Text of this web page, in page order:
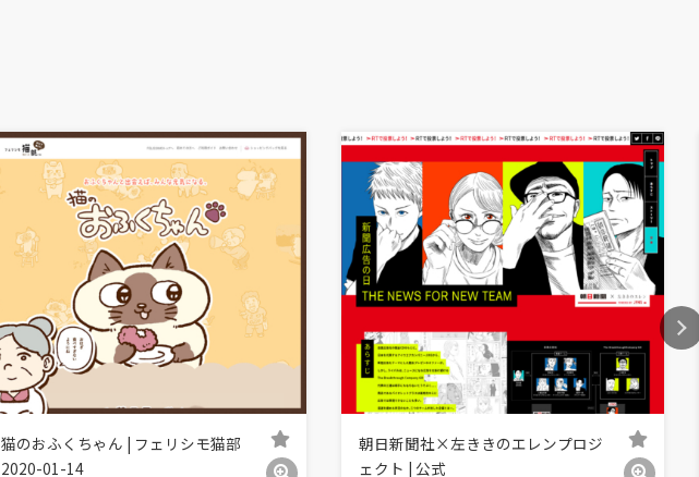
猫のおふくちゃん | フェリシモ猫部
2020-01-14
朝日新聞社×左ききのエレンプロジ
ェクト | 公式